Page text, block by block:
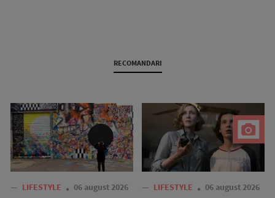
RECOMANDARI
— LIFESTYLE 06 august 2026 — LIFESTYLE 06 august 2026